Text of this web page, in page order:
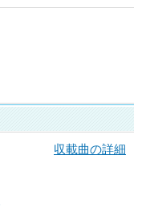
収載曲の詳細